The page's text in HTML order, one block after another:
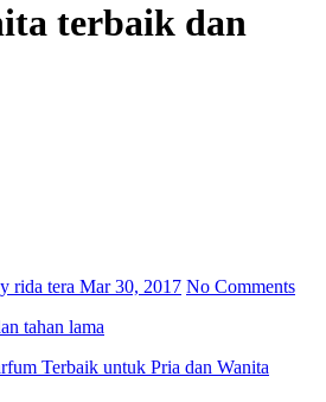
terbaik dan
rida tera Mar 30, 2017 No Comments
Terbaik untuk Pria dan Wanita